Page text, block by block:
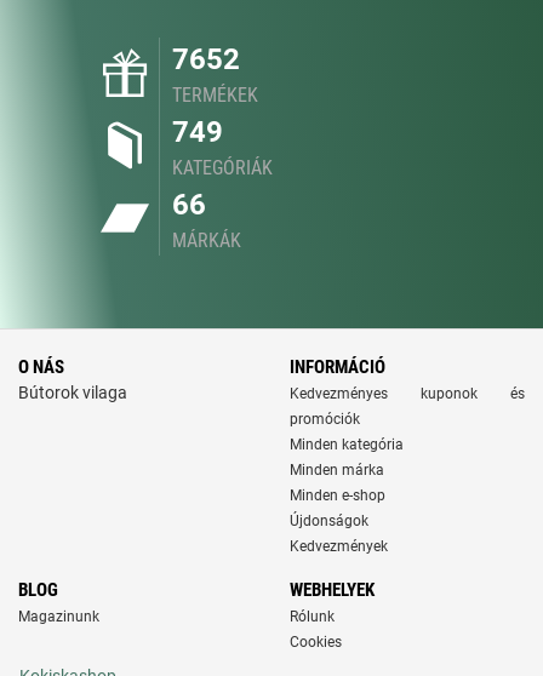
7652
TERMÉKEK
749
KATEGÓRIÁK
66
MÁRKÁK
O NÁS
Bútorok vilaga
INFORMÁCIÓ
Kedvezményes kuponok és
promóciók
Minden kategória
Minden márka
Minden e-shop
Újdonságok
Kedvezmények
BLOG
Magazinunk
WEBHELYEK
Rólunk
Cookies